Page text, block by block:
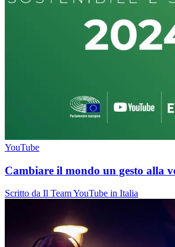
YouTube
Cambiare il mondo un gesto alla
Scritto da Il Team YouTube in Italia